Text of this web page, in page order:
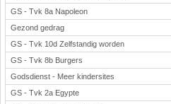
GS - Tvk 8a Napoleon
Gezond gedrag
GS - Tvk 10d Zelfstandig worden
GS - Tvk 8b Burgers
Godsdienst - Meer kindersites
GS - Tvk 2a Egypte